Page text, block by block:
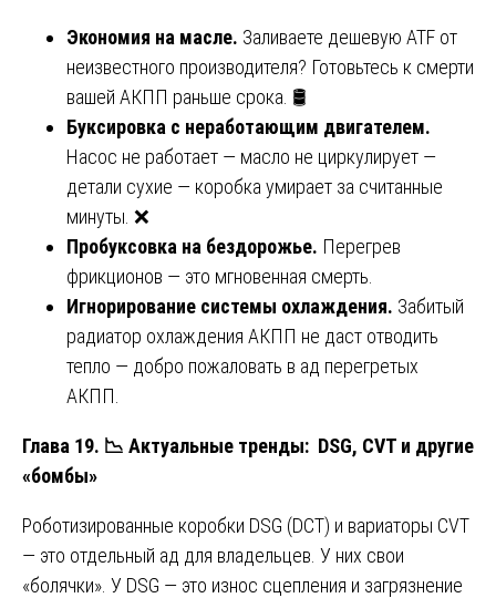
Экономия на масле. Заливаете дешевую ATF от
неизвестного производителя? Готовьтесь к смерти
вашей АКПП раньше срока. 🛢️
Буксировка с неработающим двигателем.
Насос не работает — масло не циркулирует —
детали сухие — коробка умирает за считанные
минуты. ❌
Пробуксовка на бездорожье. Перегрев
фрикционов — это мгновенная смерть.
Игнорирование системы охлаждения. Забитый
радиатор охлаждения АКПП не даст отводить
тепло — добро пожаловать в ад перегретых
АКПП.
Глава 19. 📉 Актуальные тренды: DSG, CVT и другие
«бомбы»
Роботизированные коробки DSG (DCT) и вариаторы CVT
— это отдельный ад для владельцев. У них свои
«болячки». У DSG — это износ сцепления и загрязнение